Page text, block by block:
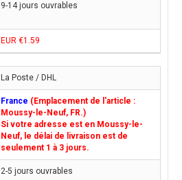
9-14 jours ouvrables
EUR €1.59
La Poste / DHL
France (Emplacement de l'article :
Moussy-le-Neuf, FR.)
Si votre adresse est en Moussy-le-
Neuf, le délai de livraison est de
seulement 1 à 3 jours.
2-5 jours ouvrables